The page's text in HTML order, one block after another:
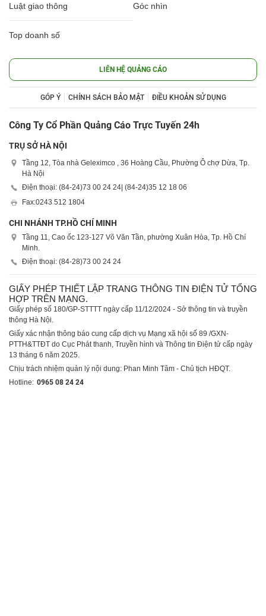
Luật giao thông Góc nhìn
Top doanh số
LIÊN HỆ QUẢNG CÁO
GÓP Ý CHÍNH SÁCH BẢO MẬT ĐIỀU KHOẢN SỬ DỤNG
Công Ty Cổ Phần Quảng Cáo Trực Tuyến 24h
TRỤ SỞ HÀ NỘI
Tầng 12, Tòa nhà Geleximco , 36 Hoàng Cầu, Phường Ô chợ Dừa, Tp.
Hà Nội
Điện thoại: (84-24)73 00 24 24| (84-24)35 12 18 06
Fax:0243 512 1804
CHI NHÁNH TP.HỒ CHÍ MINH
Tầng 11, Cao ốc 123-127 Võ Văn Tần, phường Xuân Hòa, Tp. Hồ Chí
Minh.
Điện thoại: (84-28)73 00 24 24
GIẤY PHÉP THIẾT LẬP TRANG THÔNG TIN ĐIỆN TỬ TỔNG
HỢP TRÊN MẠNG.
Giấy phép số 180/GP-STTTT ngày cấp 11/12/2024 - Sở thông tin và truyền
thông Hà Nội.
Giấy xác nhận thông báo cung cấp dịch vụ Mạng xã hội số 89 /GXN-
PTTH&TTĐT do Cục Phát thanh, Truyền hình và Thông tin Điện tử cấp ngày
13 tháng 6 năm 2025.
Chịu trách nhiệm quản lý nội dung: Phan Minh Tâm - Chủ tịch HĐQT.
Hotline: 0965 08 24 24